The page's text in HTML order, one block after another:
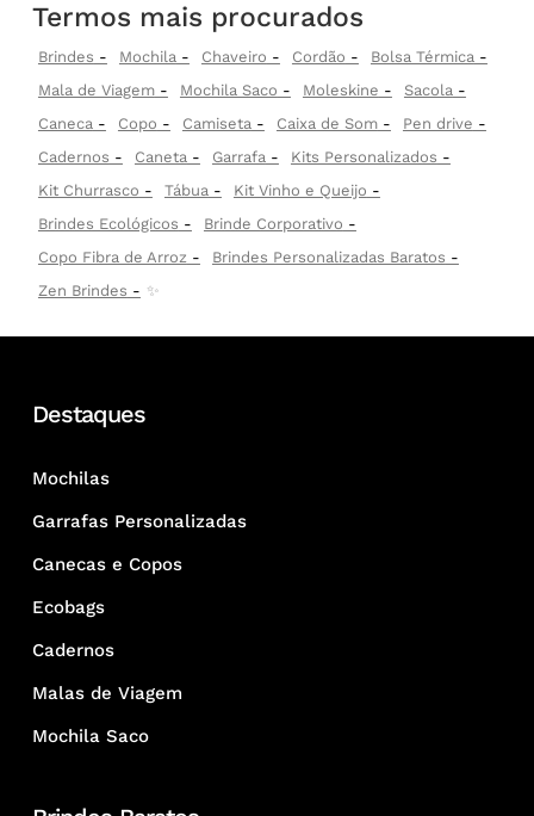
Termos mais procurados
Brindes Mochila Chaveiro Cordão
Bolsa Térmica
Mala de Viagem
Mochila Saco Moleskine
Sacola
Caneca
Copo Camiseta Caixa de Som
Pen drive
Cadernos
Caneta Garrafa
Kits Personalizados
Kit Churrasco
Tábua
Kit Vinho e Queijo
Brindes Ecológicos
Brinde Corporativo
Copo Fibra de Arroz
Brindes Personalizadas Baratos
Zen Brindes
✨
Destaques
Mochilas
Garrafas Personalizadas
Canecas e Copos
Ecobags
Cadernos
Malas de Viagem
Mochila Saco